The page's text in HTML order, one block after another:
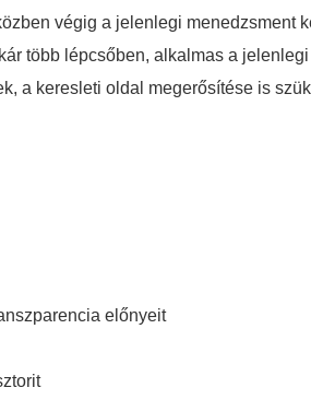
végig a jelenlegi menedzsment
több lépcsőben, alkalmas a
a keresleti oldal megerősítése is
előnyeit